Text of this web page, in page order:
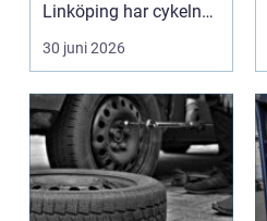
Linköping har cykeln
blivit en viktig d...
30 juni 2026